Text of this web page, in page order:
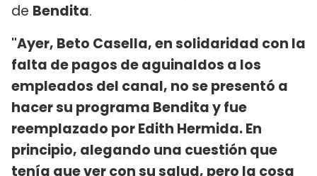
de Bendita.
"Ayer, Beto Casella, en solidaridad con la
falta de pagos de aguinaldos a los
empleados del canal, no se presentó a
hacer su programa Bendita y fue
reemplazado por Edith Hermida. En
principio, alegando una cuestión que
tenía que ver con su salud, pero la cosa